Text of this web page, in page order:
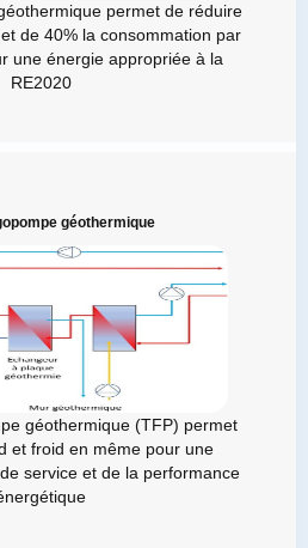
permet de réduire
de 40% la consommation par
une énergie appropriée à la
RE2020
géothermique
géothermique (TFP) permet
et froid en même pour une
service et de la performance